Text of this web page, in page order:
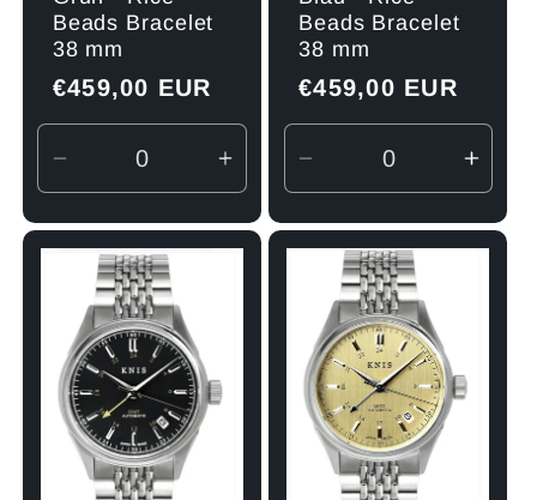
Beads Bracelet
38 mm
Normaler
Preis
€459,00 EUR
Verringere
die
Menge
Default
Title
Erhöhe
die
Menge
Beads Bracelet
38 mm
Normaler
Preis
€459,00 EUR
Verringere
die
Menge
Default
Title
die